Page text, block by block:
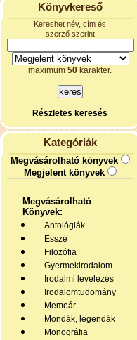
Könyvkereső
Kereshet név, cím és
szerző szerint
maximum50 karakter.
Részletes keresés
Kategóriák
Megvásárolható könyvek
Megjelent könyvek
Megvásárolható
Könyvek:
Antológiák
Esszé
Filozófia
Gyermekirodalom
Irodalmi levelezés
Irodalomtudomány
Memoár
Mondák, legendák
Monográfia